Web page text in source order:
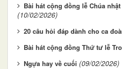
Bài hát cộng đồng lễ Chúa
(10/02/2026)
20 câu hỏi đáp dành cho ca
Bài hát cộng đồng Thứ tư lễ
Ngựa hay về cuối (09/02/2026)